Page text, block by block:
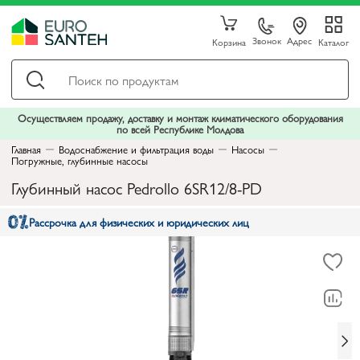
Корзина Звонок Адрес Каталог
Осуществляем продажу, доставку и монтаж климатического оборудования
по всей Республике Молдова
Главная
Водоснабжение и фильтрация воды Насосы
Погружные, глубинные насосы
Глубинный насос Pedrollo 6SR12/8-PD
Рассрочка для физических и юридических лиц